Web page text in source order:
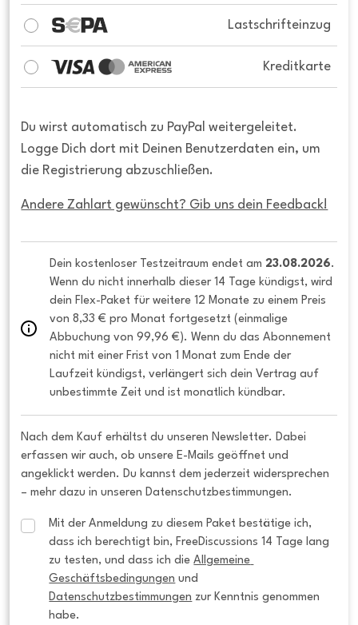
Lastschrifteinzug
Kreditkarte
Du wirst automatisch zu PayPal weitergeleitet.
Logge Dich dort mit Deinen Benutzerdaten ein, um
die Registrierung abzuschließen.
Andere Zahlart gewünscht? Gib uns dein Feedback!
Dein kostenloser Testzeitraum endet am 23.08.2026.
Wenn du nicht innerhalb dieser 14 Tage kündigst, wird
dein Flex-Paket für weitere 12 Monate zu einem Preis
von 8,33 € pro Monat fortgesetzt (einmalige
Abbuchung von 99,96 €). Wenn du das Abonnement
nicht mit einer Frist von 1 Monat zum Ende der
Laufzeit kündigst, verlängert sich dein Vertrag auf
unbestimmte Zeit und ist monatlich kündbar.
Nach dem Kauf erhältst du unseren Newsletter. Dabei
erfassen wir auch, ob unsere E-Mails geöffnet und
angeklickt werden. Du kannst dem jederzeit widersprechen
– mehr dazu in unseren Datenschutzbestimmungen.
Mit der Anmeldung zu diesem Paket bestätige ich,
dass ich berechtigt bin, FreeDiscussions 14 Tage lang
zu testen, und dass ich die Allgemeine
Geschäftsbedingungen
Datenschutzbestimmungen zur Kenntnis genommen
habe.